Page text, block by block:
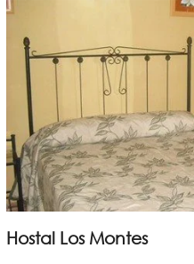
Hostal Los Montes